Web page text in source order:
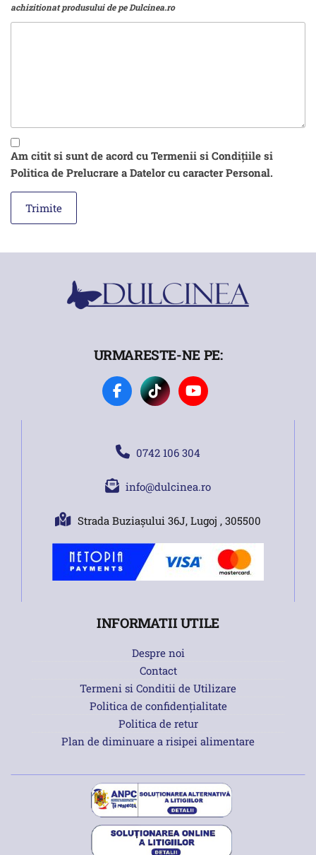
achizitionat produsului de pe Dulcinea.ro
Am citit si sunt de acord cu Termenii si Condițiile si
Politica de Prelucrare a Datelor cu caracter Personal.
URMARESTE-NE PE:
0742 106 304
info@dulcinea.ro
Strada Buziașului 36J, Lugoj , 305500
INFORMATII UTILE
Despre noi
Contact
Termeni si Conditii de Utilizare
Politica de confidențialitate
Politica de retur
Plan de diminuare a risipei alimentare